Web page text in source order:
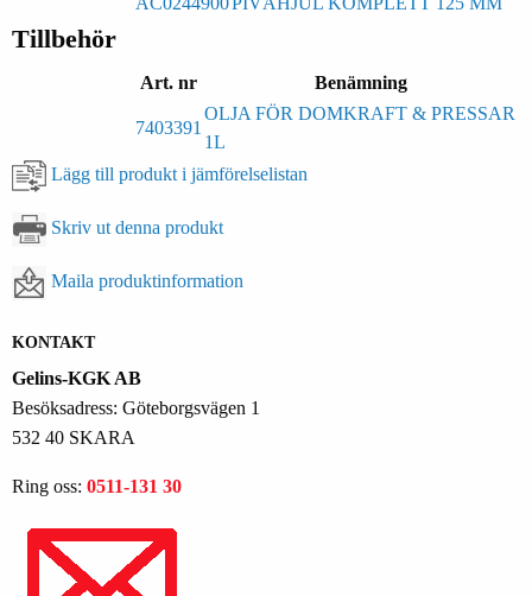
Tillbehör
Art. nr Benämning
7403391
OLJA FÖR DOMKRAFT & PRESSAR
1L
Lägg till produkt i jämförelselistan
Skriv ut denna produkt
Maila produktinformation
KONTAKT
Gelins-KGK AB
Besöksadress: Göteborgsvägen 1
532 40 SKARA
Ring oss: 0511-131 30